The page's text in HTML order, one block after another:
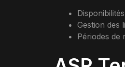
Gestion des
Périodes de